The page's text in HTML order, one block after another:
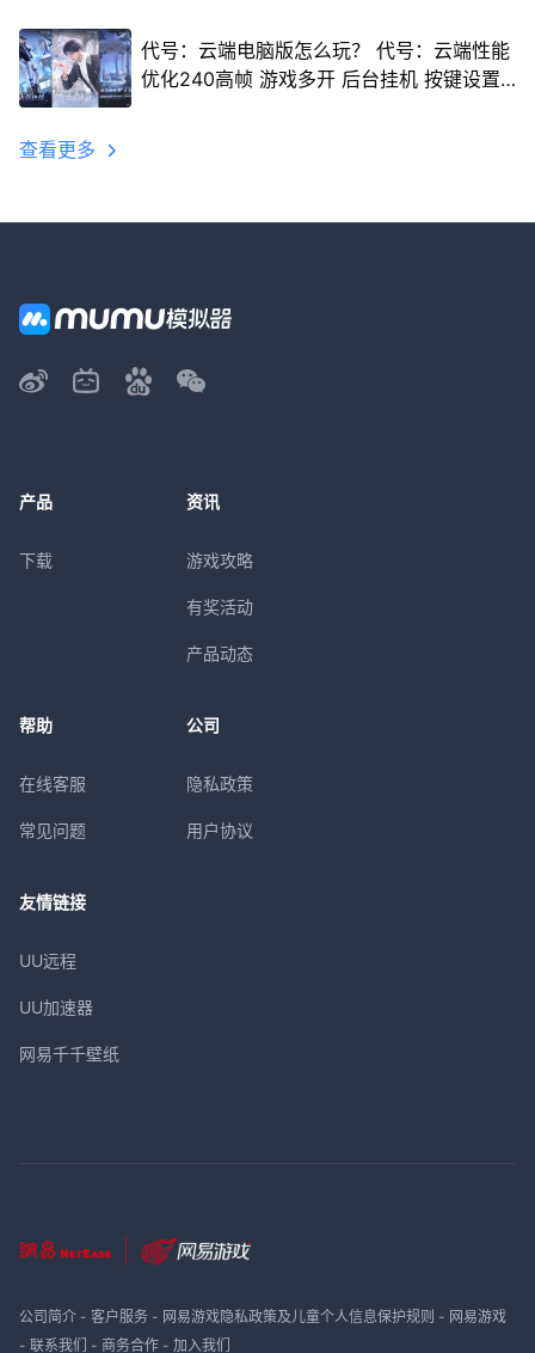
代号：云端电脑版怎么玩？ 代号：云端性能
优化240高帧 游戏多开 后台挂机 按键设置
查看更多
产品
下载
资讯
游戏攻略
有奖活动
产品动态
帮助
在线客服
常见问题
公司
隐私政策
用户协议
友情链接
UU远程
UU加速器
网易千千壁纸
公司简介- 客户服务- 网易游戏隐私政策及儿童个人信息保护规则 - 网易游戏
- 联系我们 - 商务合作- 加入我们